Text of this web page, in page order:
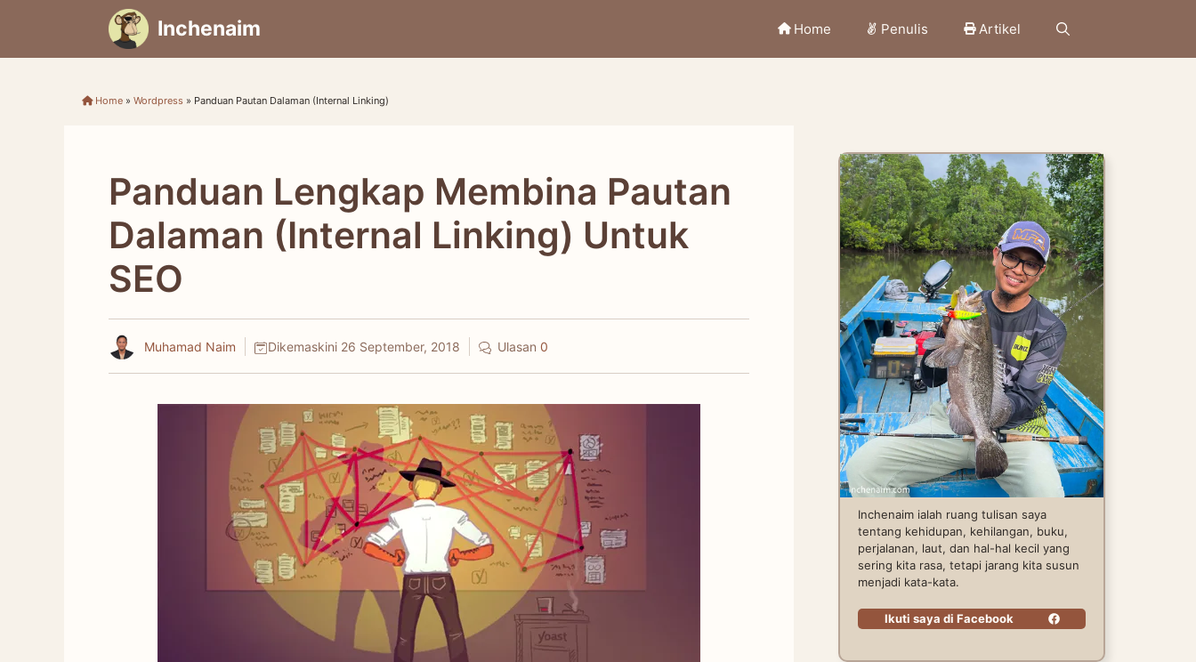
content
Inchenaim Home Penulis Artikel
Home » Wordpress » Panduan Pautan Dalaman (Internal Linking)
Panduan Lengkap Membina Pautan
Dalaman (Internal Linking) Untuk
SEO
Muhamad Naim Dikemaskini 26 September, 2018 Ulasan0
Inchenaim ialah ruang tulisan saya
tentang kehidupan, kehilangan, buku,
perjalanan, laut, dan hal-hal kecil yang
sering kita rasa, tetapi jarang kita susun
menjadi kata-kata.
Ikuti saya di Facebook